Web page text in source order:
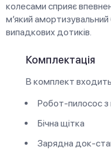
колесами сприяє
м’який
випадкових дотиків.
Комплектація
В комплект
Робот-пилосос
Бічна щітка
Зарядна док-